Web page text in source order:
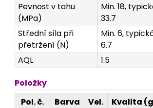
Pevnost v tahu
(MPa)
Min. 18,
33.7
Střední síla při
přetržení (N)
Min. 6,
6.7
AQL
1.5
Položky
Pol. č.
Barva Vel. Kvalita